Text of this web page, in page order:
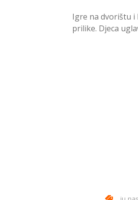
Igre na dvorištu i
prilike. Djeca